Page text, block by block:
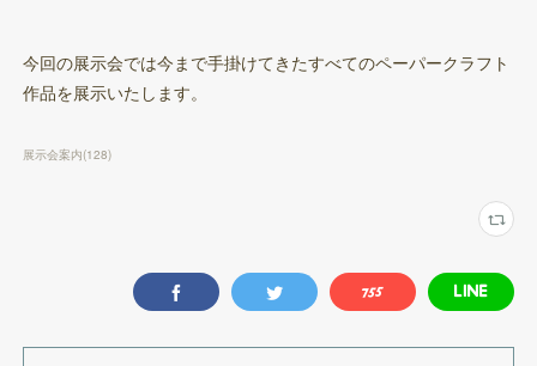
今回の展示会では今まで手掛けてきたすべてのペーパークラフト
作品を展示いたします。
展示会案内(128)